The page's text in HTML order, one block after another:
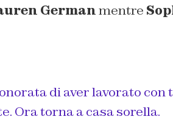
Germanmentre
di aver lavorato con
Ora torna a casa sorella.